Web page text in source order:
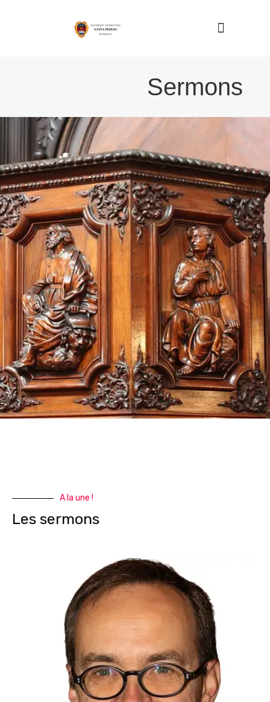
Sermons
A la une !
Les sermons